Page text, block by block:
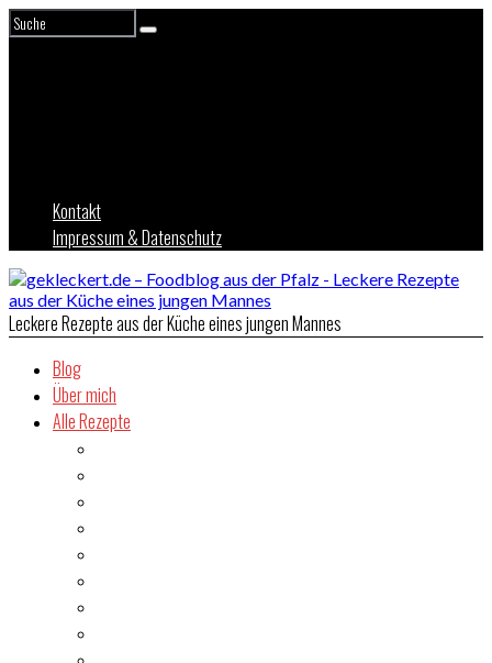
Kontakt
Impressum & Datenschutz
Leckere Rezepte aus der Küche eines jungen Mannes
Blog
Über mich
Alle Rezepte